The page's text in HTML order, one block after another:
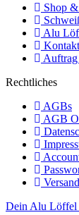
Shop
Alu
Kontakt
Auftrag
Rechtliches
AGBs
AGB
Dein Alu Löffel